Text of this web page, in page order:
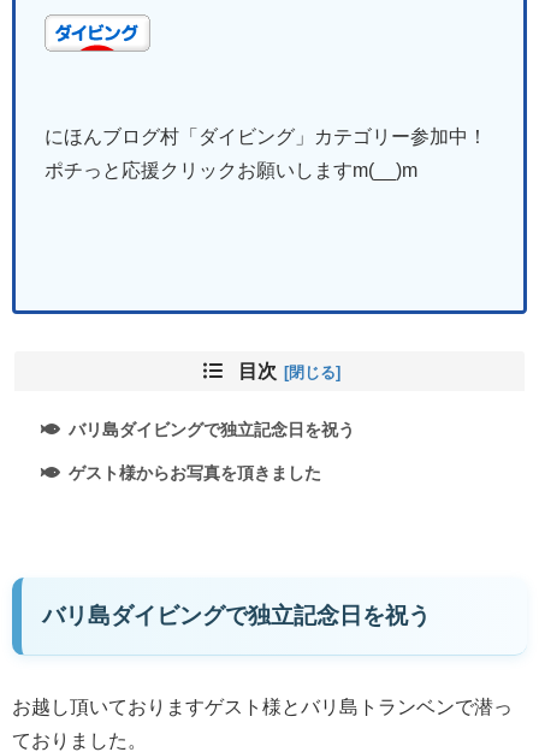
にほんブログ村「ダイビング 」
カテゴリー参加中！
ポチっと応援クリックお願いしますm(__)m
目次
バリ島ダイビングで独立記念日を祝う
ゲスト様からお写真を頂きました
バリ島ダイビングで独立記念日を祝う
お越し頂いておりますゲスト様とバリ島トランベンで潜っ
ておりました。